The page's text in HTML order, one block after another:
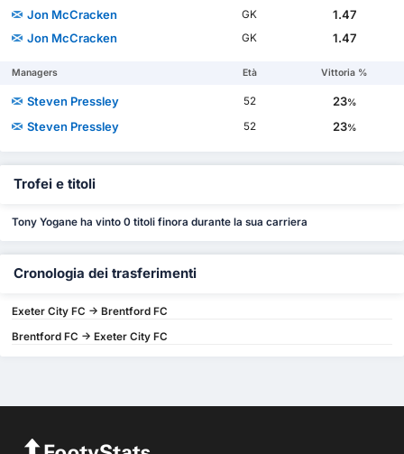
Jon McCracken
GK
1.47
Jon McCracken
GK 1.47
Managers Età Vittoria %
Steven Pressley 52 23%
Steven Pressley 52 23%
Trofei e titoli
Tony Yogane ha vinto 0 titoli finora durante la sua carriera
Cronologia dei trasferimenti
Exeter City FC -> Brentford FC
Brentford FC -> Exeter City FC